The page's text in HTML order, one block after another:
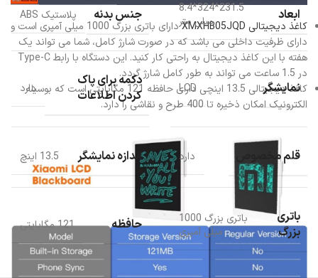
کاغذ دیجیتالی XMXHB05JQD
دارای باتری بزرگ 1000 میلی آمپری است و
دارای ظرفیت داخلی می باشد که در صورت شارژ کامل، شما می تواند یک
هفته با این کاغذ دیجیتال به راحتی کار کنید. این دستگاه با رابط Type-C
در 1.5 ساعت می تواند به طور کامل شارژ گردد.
کاغذ دیجیتالی 13.5 اینچی دارای حافظه 121 مگابایتی است که بوسیله
الکترونیک امکان ذخیره تا 400 طرح و نقاشی را دارد.
ابعاد
231.5*324*8.4
میلی متر
جنس بدنه پلاستیک ABS
نمایشگر LCD
دکمه برای پاک
کردن اطلاعات
دارد
قلم مخصوص دارد اندازه نمایشگر 13.5 اینچ
باتری
بزرگ
باتری بزرگ 1000
میلی آمپری
حافظه 121 مگابایتی